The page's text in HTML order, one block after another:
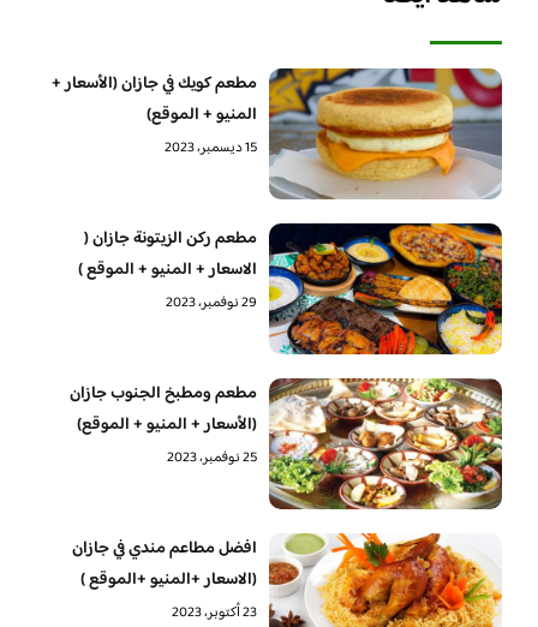
مطعم كويك في جازان (الأسعار +
المنيو + الموقع)
15 ديسمبر، 2023
مطعم ركن الزيتونة جازان (
الاسعار + المنيو + الموقع )
29 نوفمبر، 2023
مطعم ومطبخ الجنوب جازان
(الأسعار + المنيو + الموقع)
25 نوفمبر، 2023
افضل مطاعم مندي في جازان
(الاسعار +المنيو +الموقع )
23 أكتوبر، 2023